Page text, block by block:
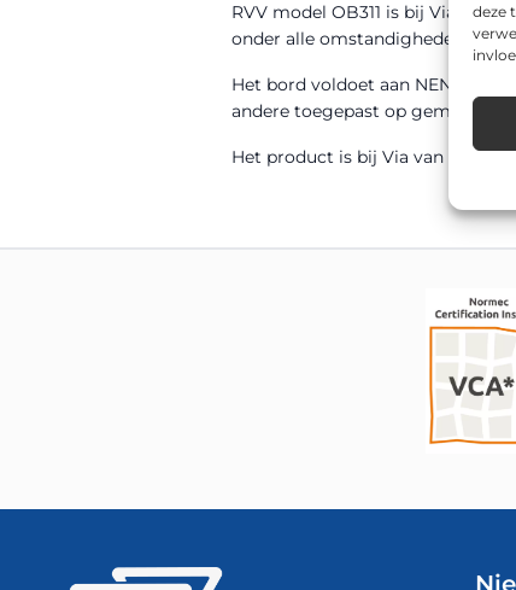
deze
RVV model OB311 is bij Via van
onder alle omstandigheden goed
Het bord voldoet aan NEN
andere toegepast op
Het product is bij Via van Dalen